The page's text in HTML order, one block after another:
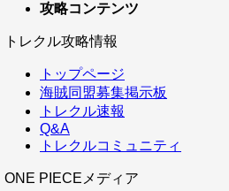
攻略コンテンツ
トレクル攻略情報
トップページ
海賊同盟募集掲示板
トレクル速報
Q&A
トレクルコミュニティ
ONE PIECEメディア